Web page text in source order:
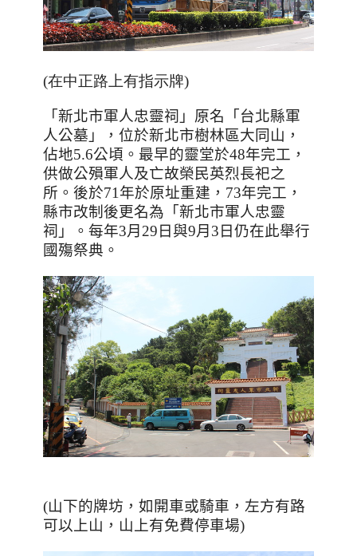
(在中正路上有指示牌)
「新北市軍人忠靈祠」原名「台北縣軍
人公墓」，位於新北市樹林區大同山，
佔地5.6公頃。最早的靈堂於48年完工，
供做公殞軍人及亡故榮民英烈長祀之
所。後於71年於原址重建， 73年完工，
縣市改制後更名為「新北市軍人忠靈
祠」。每年3月 29日與9月 3日仍在此舉行
國殤祭典。
(山下的牌坊，如開車或騎車，左方有路
可以上山，山上有免費停車場)